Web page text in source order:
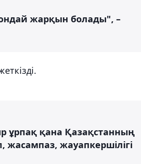
жарқын болады", –
ұрпақ қана Қазақстанның
жауапкершілігі